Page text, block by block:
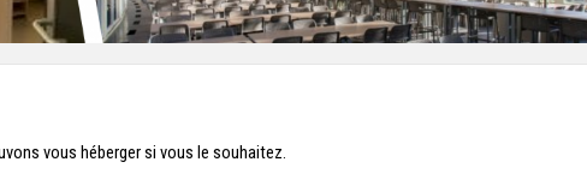
vous héberger si vous le souhaitez.